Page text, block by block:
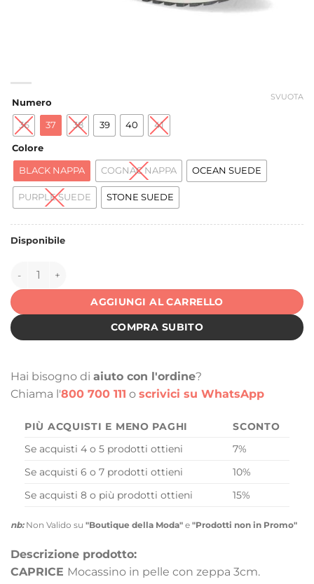
Numero
36 37 38 39 40 41
Colore
BLACK NAPPA COGNAC NAPPA OCEAN SUEDE
PURPLE SUEDE STONE SUEDE
SVUOTA
Disponibile
144938 quantità
AGGIUNGI AL CARRELLO
COMPRA SUBITO
Hai bisogno di aiuto con l'ordine?
Chiama l'800 700 111 o scrivici su WhatsApp
PIÙ ACQUISTI E MENO PAGHI
SCONTO
Se acquisti 4 o 5 prodotti ottieni
7%
Se acquisti 6 o 7 prodotti ottieni
10%
Se acquisti 8 o più prodotti ottieni
15%
nb:Non Valido su "Boutique della Moda" e "Prodotti non in Promo"
Descrizione prodotto:
CAPRICE Mocassino in pelle con zeppa 3cm.